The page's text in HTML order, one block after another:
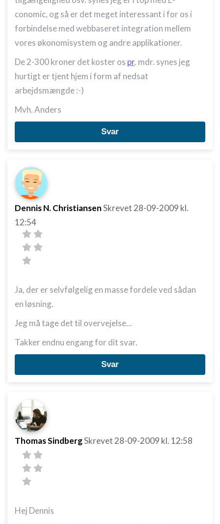
conomic, og så er det meget interessant i for os i
forbindelse med webbaseret integration mellem
vores økonomisystem og andre applikationer.
De 2-300 kroner det koster os pr. mdr. synes jeg
hurtigt er tjent hjem i form af nedsat
arbejdsmængde :-)
Mvh. Anders
Svar
Dennis N. ChristiansenSkrevet 28-09-2009 kl.
12:54
Ja, der er selvfølgelig en masse fordele ved sådan
en løsning.
Jeg må tage det til overvejelse...
Takker endnu engang for dit svar.
Svar
Thomas SindbergSkrevet 28-09-2009 kl. 12:58
Hej Dennis